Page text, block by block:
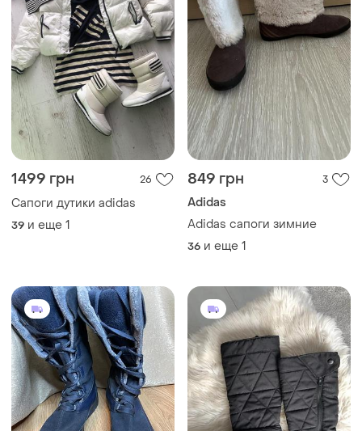
1499 грн 26
Сапоги дутики adidas
39 и еще 1
849 грн 3
Adidas
Adidas сапоги зимние
36 и еще 1